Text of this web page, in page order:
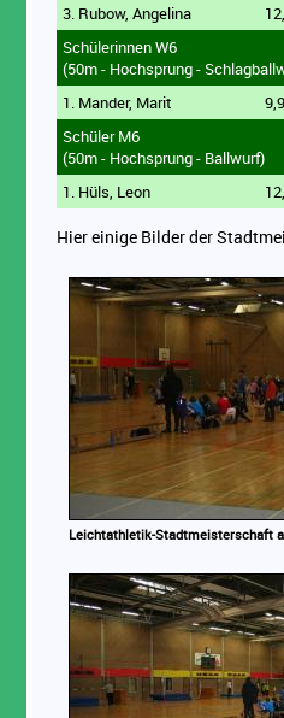
3. Rubow, Angelina
Schülerinnen W6
(50m - Hochsprung -
1. Mander, Marit
Schüler M6
(50m - Hochsprung - Ballwurf)
1. Hüls, Leon
Hier einige Bilder der
Leichtathletik-Stadtmeisterschaft